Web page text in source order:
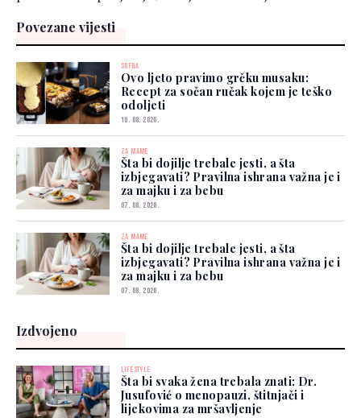
Povezane vijesti
SOFRA
Ovo ljeto pravimo grčku musaku:
Recept za sočan ručak kojem je teško
odoljeti
10. 08. 2026.
ZA MAME
Šta bi dojilje trebale jesti, a šta
izbjegavati? Pravilna ishrana važna je i
za majku i za bebu
07. 08. 2026.
ZA MAME
Šta bi dojilje trebale jesti, a šta
izbjegavati? Pravilna ishrana važna je i
za majku i za bebu
07. 08. 2026.
Izdvojeno
LIFESTYLE
Šta bi svaka žena trebala znati: Dr.
Jusufović o menopauzi, štitnjači i
lijekovima za mršavljenje